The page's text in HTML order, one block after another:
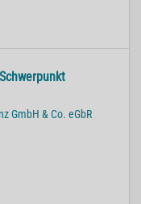
GmbH & Co. eGbR